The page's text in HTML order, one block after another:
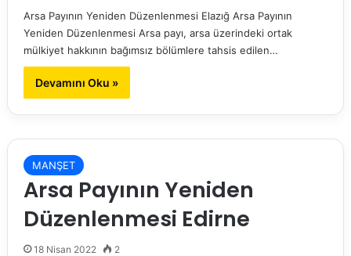
Arsa Payının Yeniden Düzenlenmesi Elazığ Arsa Payının
Yeniden Düzenlenmesi Arsa payı, arsa üzerindeki ortak
mülkiyet hakkının bağımsız bölümlere tahsis edilen…
Devamını Oku »
MANŞET
Arsa Payının Yeniden
Düzenlenmesi Edirne
18 Nisan 2022 2